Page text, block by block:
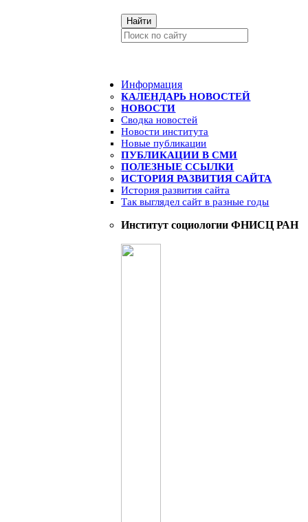
Найти
Информация
КАЛЕНДАРЬ НОВОСТЕЙ
НОВОСТИ
Сводка новостей
Новости института
Новые публикации
ПУБЛИКАЦИИ В СМИ
ПОЛЕЗНЫЕ ССЫЛКИ
ИСТОРИЯ РАЗВИТИЯ САЙТА
История развития сайта
Так выглядел сайт в разные годы
Институт социологии ФНИСЦ РАН